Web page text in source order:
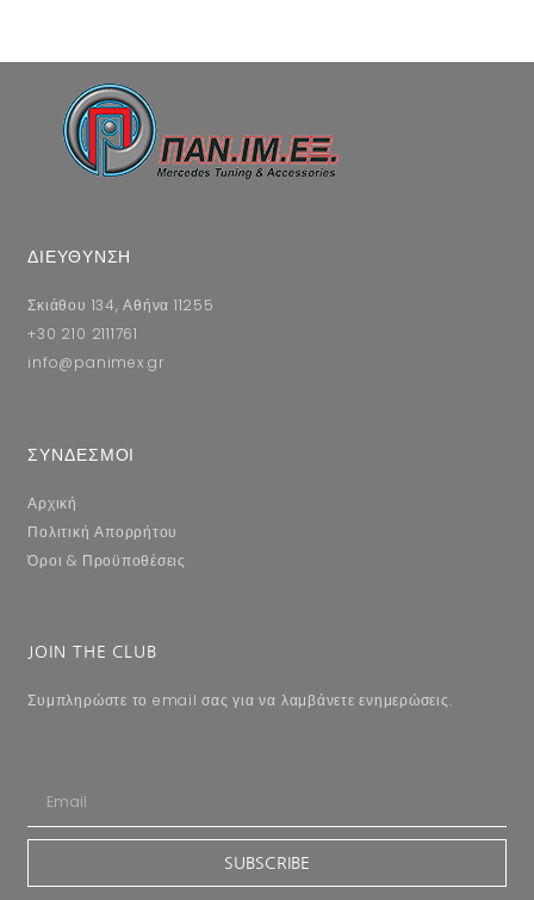
ΔΙΕΥΘΥΝΣΗ
Σκιάθου 134, Αθήνα 11255
+30 210 2111761
info@panimex.gr
ΣΥΝΔΕΣΜΟΙ
Αρχική
Πολιτική Απορρήτου
Όροι & Προϋποθέσεις
JOIN THE CLUB
Συμπληρώστε το email σας για να λαμβάνετε ενημερώσεις.
SUBSCRIBE